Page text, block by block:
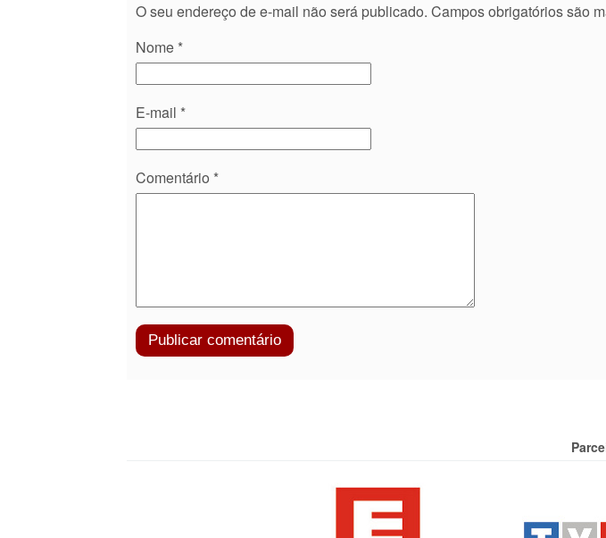
O seu endereço de e-mail não será publicado. Campos obrigatórios são
Nome *
E-mail *
Comentário *